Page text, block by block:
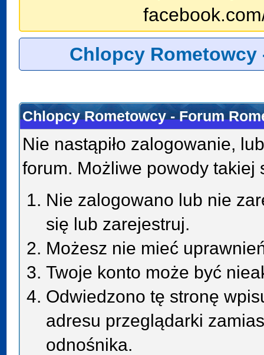
Chlopcy Rometowcy
Chlopcy Rometowcy - Forum
Nie nastąpiło zalogowanie,
forum. Możliwe powody takiej
Nie zalogowano lub nie
się lub zarejestruj.
Możesz nie mieć
Twoje konto może być
Odwiedzono tę stronę
adresu przeglądarki
odnośnika.